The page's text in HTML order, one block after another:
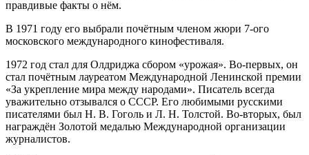
правдивые факты о нём.
В 1971 году его выбрали почётным членом жюри 7-ого
московского международного кинофестиваля.
1972 год стал для Олдриджа сбором «урожая». Во-первых, он
стал почётным лауреатом Международной Ленинской премии
«За укрепление мира между народами». Писатель всегда
уважительно отзывался о СССР. Его любимыми русскими
писателями был Н. В. Гоголь и Л. Н. Толстой. Во-вторых, был
награждён Золотой медалью Международной организации
журналистов.